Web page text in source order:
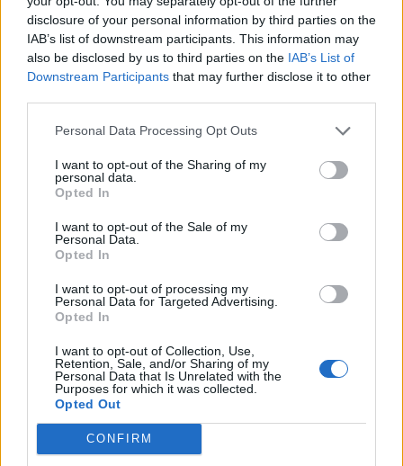
disclosure of your personal information by third parties on the
IAB’s list of downstream participants. This information may
also be disclosed by us to third parties on the IAB’s List of
Downstream Participants that may further disclose it to other
Personal Data Processing Opt Outs
I want to opt-out of the Sharing of my
personal data.
Opted In
I want to opt-out of the Sale of my
Personal Data.
Opted In
I want to opt-out of processing my
Personal Data for Targeted Advertising.
Opted In
I want to opt-out of Collection, Use,
Retention, Sale, and/or Sharing of my
Personal Data that Is Unrelated with the
Purposes for which it was collected.
Opted Out
CONFIRM